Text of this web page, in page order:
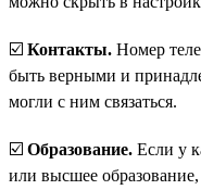
☑️ Контакты. Номер
быть верными и
могли с ним связаться.
☑️ Образование. Если у
или высшее